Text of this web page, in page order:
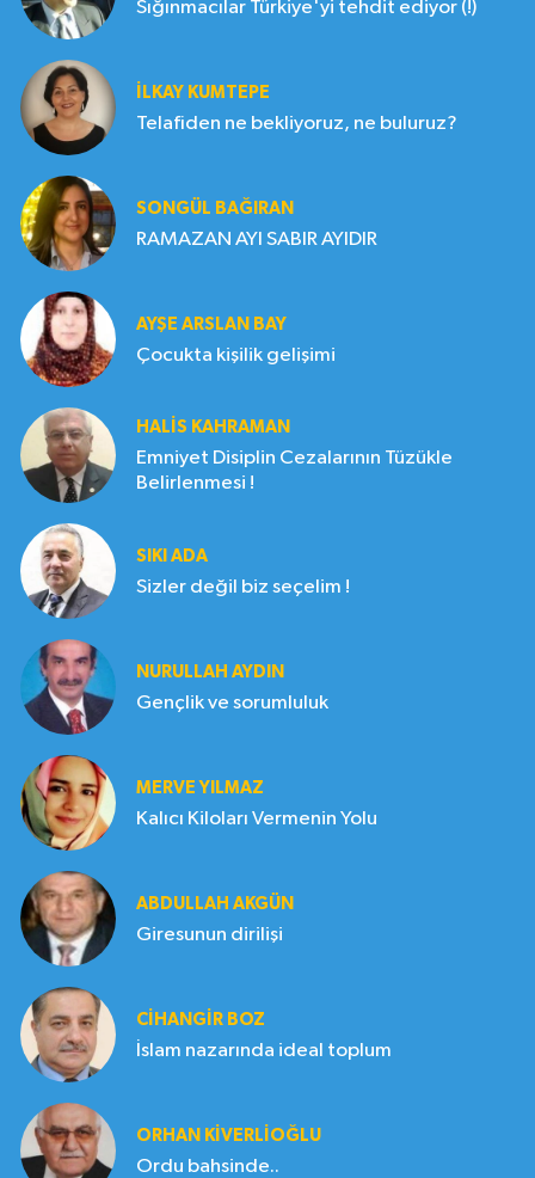
Sığınmacılar Türkiye'yi tehdit ediyor (!)
İLKAY KUMTEPE
Telafiden ne bekliyoruz, ne buluruz?
SONGÜL BAĞIRAN
RAMAZAN AYI SABIR AYIDIR
AYŞE ARSLAN BAY
Çocukta kişilik gelişimi
HALIS KAHRAMAN
Emniyet Disiplin Cezalarının Tüzükle
Belirlenmesi !
SIKI ADA
Sizler değil biz seçelim !
NURULLAH AYDIN
Gençlik ve sorumluluk
MERVE YILMAZ
Kalıcı Kiloları Vermenin Yolu
ABDULLAH AKGÜN
Giresunun dirilişi
CIHANGIR BOZ
İslam nazarında ideal toplum
ORHAN KIVERLIOĞLU
Ordu bahsinde..